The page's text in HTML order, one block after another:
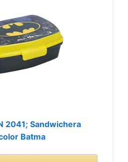
2041; Sandwichera
Batma